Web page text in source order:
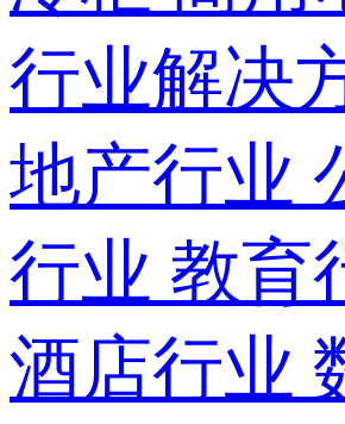
行业解决
地产行业
行业 教育
酒店行业